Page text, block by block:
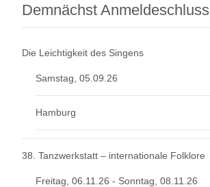
Demnächst Anmeldeschluss
Die Leichtigkeit des Singens
Samstag, 05.09.26
Hamburg
38. Tanzwerkstatt – internationale Folklore
Freitag, 06.11.26 - Sonntag, 08.11.26